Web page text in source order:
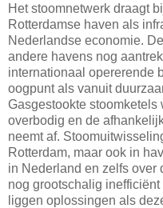
Het stoomnetwerk draagt
Rotterdamse haven als
Nederlandse economie.
andere havens nog
internationaal opererende
oogpunt als vanuit
Gasgestookte
overbodig en de
neemt af.
Rotterdam, maar ook in
in Nederland en zelfs over
nog grootschalig
liggen oplossingen als